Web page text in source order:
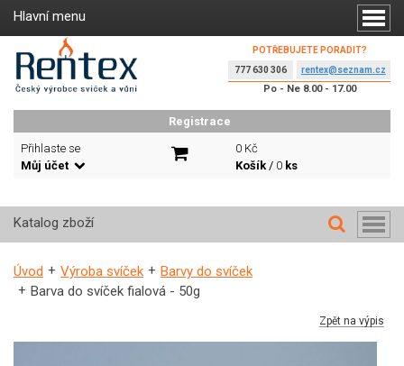
POTŘEBUJETE PORADIT?
777 630 306
rentex@seznam.cz
Po - Ne 8.00 - 17.00
Registrace
Přihlaste se
Můj účet
0 Kč
Košík/ 0 ks
Hlavní menu
Katalog zboží
Úvod Výroba svíček
Barvy do svíček
Barva do svíček fialová - 50g
Zpět na výpis